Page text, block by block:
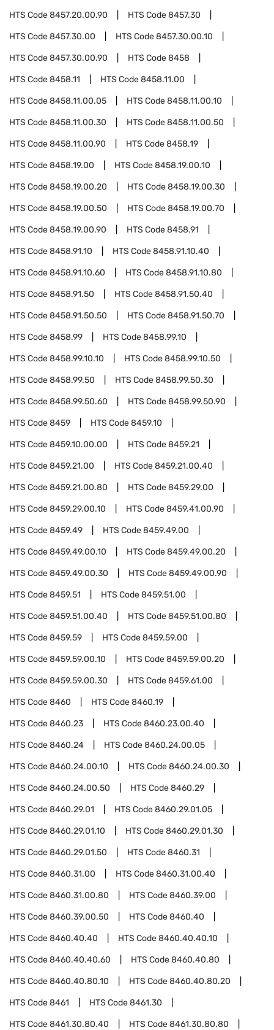
HTS Code8457.20.00.90 HTS Code8457.30
HTS Code8457.30.00 HTS Code8457.30.00.10
HTS Code8457.30.00.90 HTS Code8458
HTS Code8458.11 HTS Code8458.11.00
HTS Code8458.11.00.05 HTS Code8458.11.00.10
HTS Code8458.11.00.30 HTS Code8458.11.00.50
HTS Code8458.11.00.90 HTS Code8458.19
HTS Code8458.19.00 HTS Code8458.19.00.10
HTS Code8458.19.00.20 HTS Code8458.19.00.30
HTS Code8458.19.00.50 HTS Code8458.19.00.70
HTS Code8458.19.00.90 HTS Code8458.91
HTS Code8458.91.10 HTS Code8458.91.10.40
HTS Code8458.91.10.60 HTS Code8458.91.10.80
HTS Code8458.91.50 HTS Code8458.91.50.40
HTS Code8458.91.50.50 HTS Code8458.91.50.70
HTS Code8458.99 HTS Code8458.99.10
HTS Code8458.99.10.10 HTS Code8458.99.10.50
HTS Code8458.99.50 HTS Code8458.99.50.30
HTS Code8458.99.50.60 HTS Code8458.99.50.90
HTS Code8459 HTS Code8459.10
HTS Code8459.10.00.00 HTS Code8459.21
HTS Code8459.21.00 HTS Code8459.21.00.40
HTS Code8459.21.00.80 HTS Code8459.29.00
HTS Code8459.29.00.10 HTS Code8459.41.00.90
HTS Code8459.49 HTS Code8459.49.00
HTS Code8459.49.00.10 HTS Code8459.49.00.20
HTS Code8459.49.00.30 HTS Code8459.49.00.90
HTS Code8459.51 HTS Code8459.51.00
HTS Code8459.51.00.40 HTS Code8459.51.00.80
HTS Code8459.59 HTS Code8459.59.00
HTS Code8459.59.00.10 HTS Code8459.59.00.20
HTS Code8459.59.00.30 HTS Code8459.61.00
HTS Code8460 HTS Code8460.19
HTS Code8460.23 HTS Code8460.23.00.40
HTS Code8460.24 HTS Code8460.24.00.05
HTS Code8460.24.00.10 HTS Code8460.24.00.30
HTS Code8460.24.00.50 HTS Code8460.29
HTS Code8460.29.01 HTS Code8460.29.01.05
HTS Code8460.29.01.10 HTS Code8460.29.01.30
HTS Code8460.29.01.50 HTS Code8460.31
HTS Code8460.31.00 HTS Code8460.31.00.40
HTS Code8460.31.00.80 HTS Code8460.39.00
HTS Code8460.39.00.50 HTS Code8460.40
HTS Code8460.40.40 HTS Code8460.40.40.10
HTS Code8460.40.40.60 HTS Code8460.40.80
HTS Code8460.40.80.10 HTS Code8460.40.80.20
HTS Code8461 HTS Code8461.30
HTS Code8461.30.80.40 HTS Code8461.30.80.80